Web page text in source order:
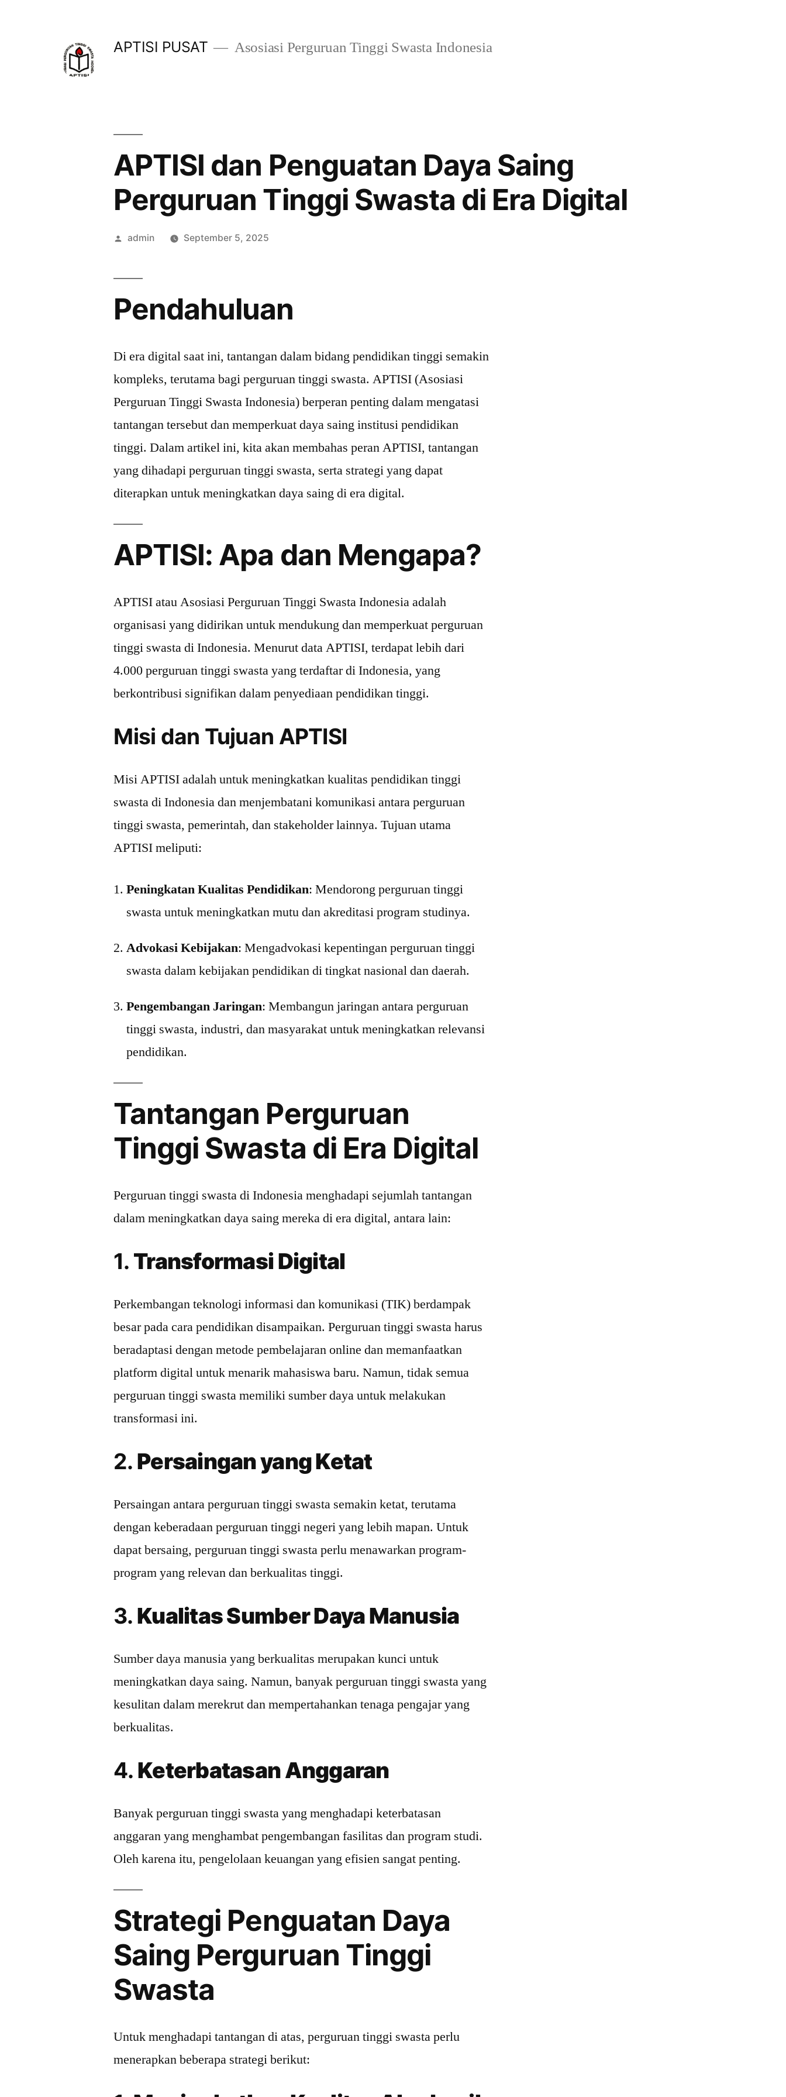
APTISI PUSAT Asosiasi Perguruan Tinggi Swasta Indonesia
APTISI dan Penguatan Daya Saing
Perguruan Tinggi Swasta di Era Digital
Posted
admin September 5, 2025
Pendahuluan
Di era digital saat ini, tantangan dalam bidang pendidikan tinggi semakin
kompleks, terutama bagi perguruan tinggi swasta. APTISI (Asosiasi
Perguruan Tinggi Swasta Indonesia) berperan penting dalam mengatasi
tantangan tersebut dan memperkuat daya saing institusi pendidikan
tinggi. Dalam artikel ini, kita akan membahas peran APTISI, tantangan
yang dihadapi perguruan tinggi swasta, serta strategi yang dapat
diterapkan untuk meningkatkan daya saing di era digital.
APTISI: Apa dan Mengapa?
APTISI atau Asosiasi Perguruan Tinggi Swasta Indonesia adalah
organisasi yang didirikan untuk mendukung dan memperkuat perguruan
tinggi swasta di Indonesia. Menurut data APTISI, terdapat lebih dari
4.000 perguruan tinggi swasta yang terdaftar di Indonesia, yang
berkontribusi signifikan dalam penyediaan pendidikan tinggi.
Misi dan Tujuan APTISI
Misi APTISI adalah untuk meningkatkan kualitas pendidikan tinggi
swasta di Indonesia dan menjembatani komunikasi antara perguruan
tinggi swasta, pemerintah, dan stakeholder lainnya. Tujuan utama
APTISI meliputi:
Peningkatan Kualitas Pendidikan: Mendorong perguruan tinggi
swasta untuk meningkatkan mutu dan akreditasi program studinya.
Advokasi Kebijakan: Mengadvokasi kepentingan perguruan tinggi
swasta dalam kebijakan pendidikan di tingkat nasional dan daerah.
Pengembangan Jaringan: Membangun jaringan antara perguruan
tinggi swasta, industri, dan masyarakat untuk meningkatkan relevansi
pendidikan.
Tantangan Perguruan
Tinggi Swasta di Era Digital
Perguruan tinggi swasta di Indonesia menghadapi sejumlah tantangan
dalam meningkatkan daya saing mereka di era digital, antara lain:
1. Transformasi Digital
Perkembangan teknologi informasi dan komunikasi (TIK) berdampak
besar pada cara pendidikan disampaikan. Perguruan tinggi swasta harus
beradaptasi dengan metode pembelajaran online dan memanfaatkan
platform digital untuk menarik mahasiswa baru. Namun, tidak semua
perguruan tinggi swasta memiliki sumber daya untuk melakukan
transformasi ini.
2. Persaingan yang Ketat
Persaingan antara perguruan tinggi swasta semakin ketat, terutama
dengan keberadaan perguruan tinggi negeri yang lebih mapan. Untuk
dapat bersaing, perguruan tinggi swasta perlu menawarkan program-
program yang relevan dan berkualitas tinggi.
3. Kualitas Sumber Daya Manusia
Sumber daya manusia yang berkualitas merupakan kunci untuk
meningkatkan daya saing. Namun, banyak perguruan tinggi swasta yang
kesulitan dalam merekrut dan mempertahankan tenaga pengajar yang
berkualitas.
4. Keterbatasan Anggaran
Banyak perguruan tinggi swasta yang menghadapi keterbatasan
anggaran yang menghambat pengembangan fasilitas dan program studi.
Oleh karena itu, pengelolaan keuangan yang efisien sangat penting.
Strategi Penguatan Daya
Saing Perguruan Tinggi
Swasta
Untuk menghadapi tantangan di atas, perguruan tinggi swasta perlu
menerapkan beberapa strategi berikut: